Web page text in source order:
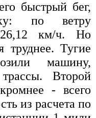
быстрый бег,
по ветру
км/ч. Но
труднее. Тугие
машину,
Второй
- всего
из расчета по